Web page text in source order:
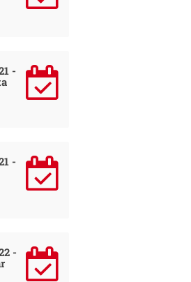
-
-
-